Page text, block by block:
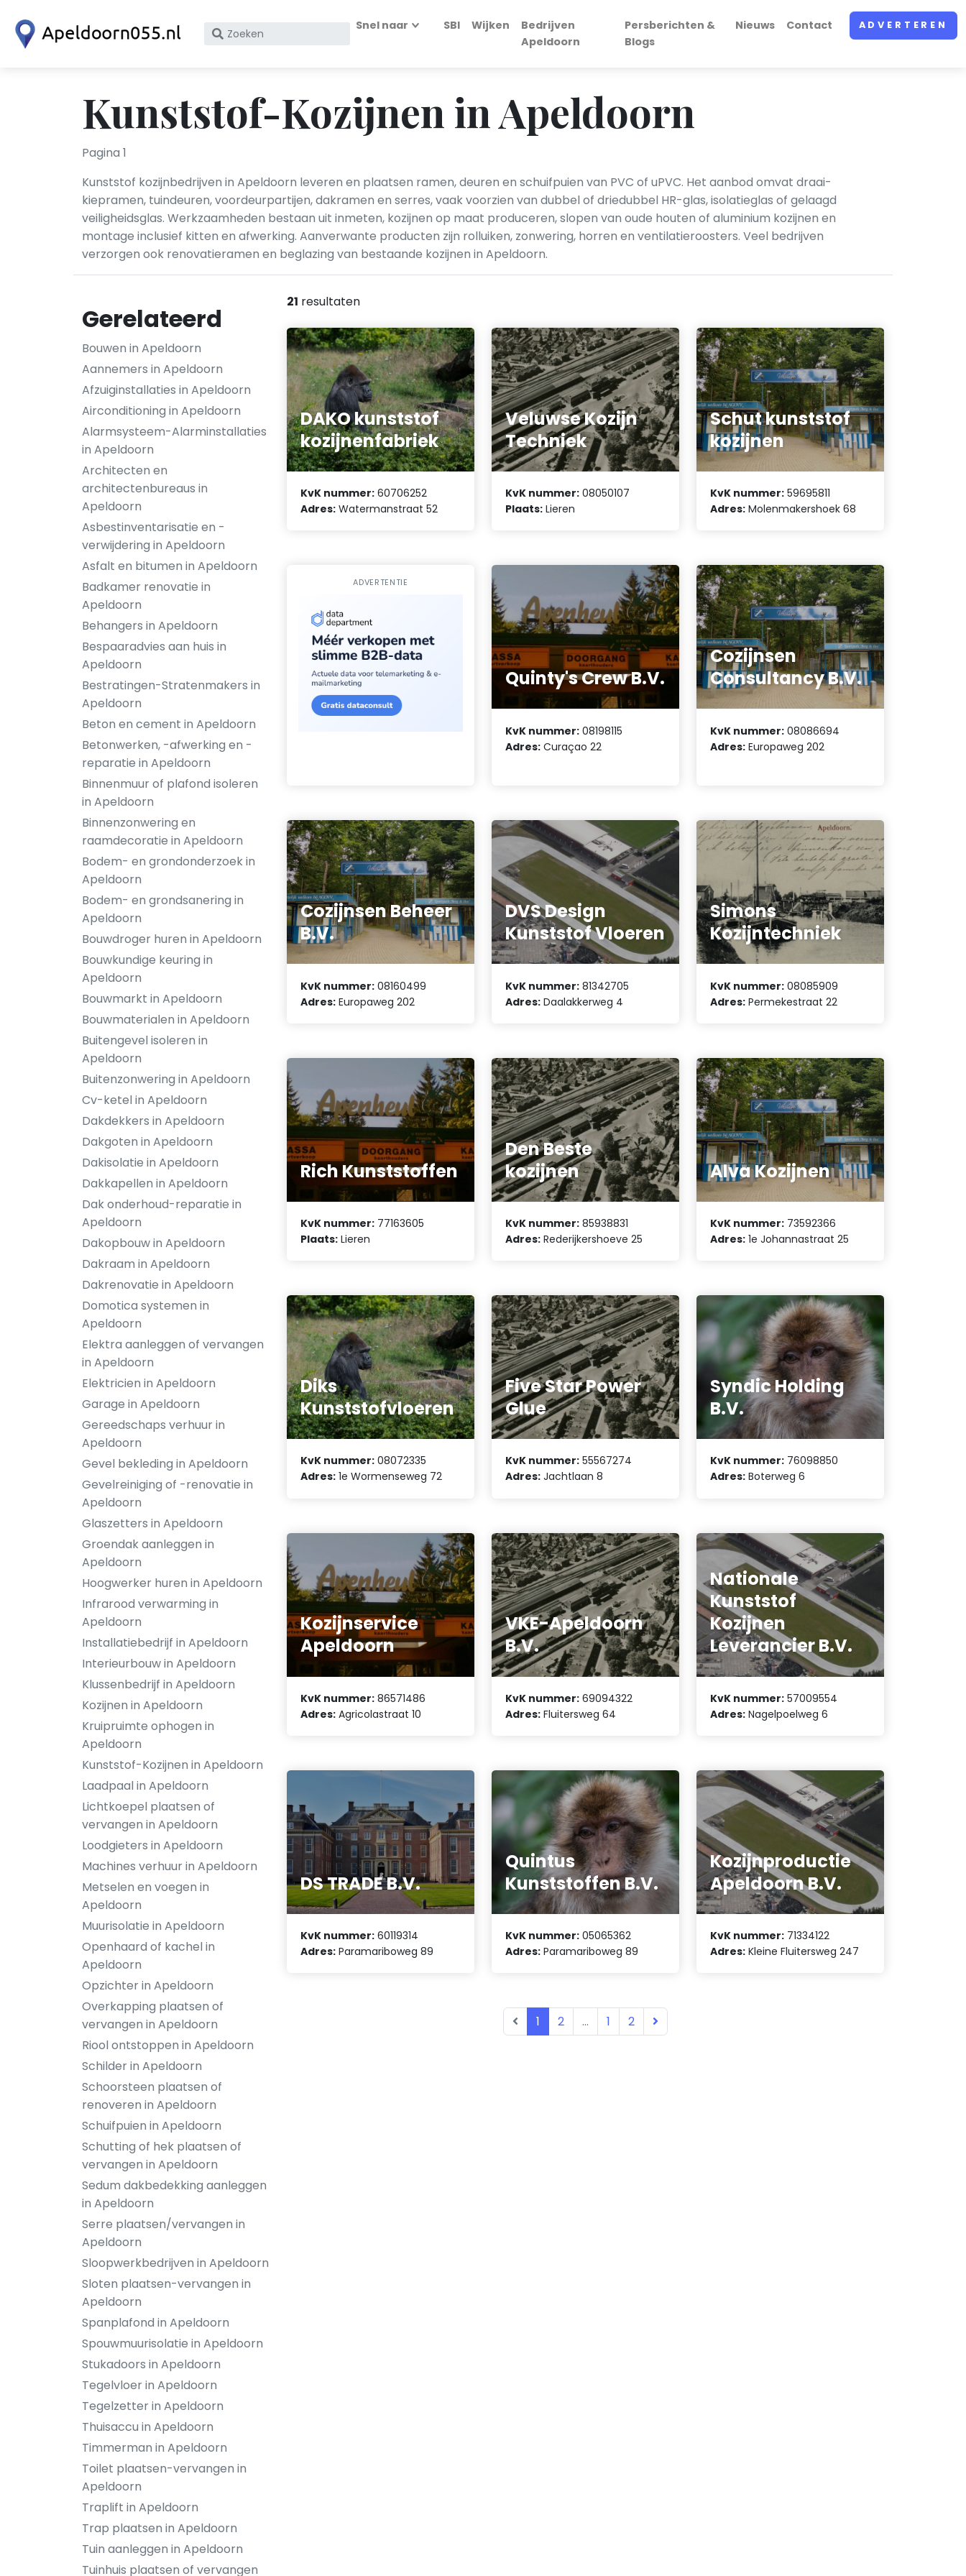
Zoek
KvK
nummer
Snel naar SBI Wijken
Bedrijven
Apeldoorn
Persberichten &
Blogs
Nieuws Contact ADVERTEREN
Kunststof-Kozijnen in Apeldoorn
Pagina 1
Kunststof kozijnbedrijven in Apeldoorn leveren en plaatsen ramen, deuren en schuifpuien van PVC of uPVC. Het aanbod omvat draai-
kiepramen, tuindeuren, voordeurpartijen, dakramen en serres, vaak voorzien van dubbel of driedubbel HR-glas, isolatieglas of gelaagd
veiligheidsglas. Werkzaamheden bestaan uit inmeten, kozijnen op maat produceren, slopen van oude houten of aluminium kozijnen en
montage inclusief kitten en afwerking. Aanverwante producten zijn rolluiken, zonwering, horren en ventilatieroosters. Veel bedrijven
verzorgen ook renovatieramen en beglazing van bestaande kozijnen in Apeldoorn.
Gerelateerd
Bouwen in Apeldoorn
Aannemers in Apeldoorn
Afzuiginstallaties in Apeldoorn
Airconditioning in Apeldoorn
Alarmsysteem-Alarminstallaties
in Apeldoorn
Architecten en
architectenbureaus in
Apeldoorn
Asbestinventarisatie en -
verwijdering in Apeldoorn
Asfalt en bitumen in Apeldoorn
Badkamer renovatie in
Apeldoorn
Behangers in Apeldoorn
Bespaaradvies aan huis in
Apeldoorn
Bestratingen-Stratenmakers in
Apeldoorn
Beton en cement in Apeldoorn
Betonwerken, -afwerking en -
reparatie in Apeldoorn
Binnenmuur of plafond isoleren
in Apeldoorn
Binnenzonwering en
raamdecoratie in Apeldoorn
Bodem- en grondonderzoek in
Apeldoorn
Bodem- en grondsanering in
Apeldoorn
Bouwdroger huren in Apeldoorn
Bouwkundige keuring in
Apeldoorn
Bouwmarkt in Apeldoorn
Bouwmaterialen in Apeldoorn
Buitengevel isoleren in
Apeldoorn
Buitenzonwering in Apeldoorn
Cv-ketel in Apeldoorn
Dakdekkers in Apeldoorn
Dakgoten in Apeldoorn
Dakisolatie in Apeldoorn
Dakkapellen in Apeldoorn
Dak onderhoud-reparatie in
Apeldoorn
Dakopbouw in Apeldoorn
Dakraam in Apeldoorn
Dakrenovatie in Apeldoorn
Domotica systemen in
Apeldoorn
Elektra aanleggen of vervangen
in Apeldoorn
Elektricien in Apeldoorn
Garage in Apeldoorn
Gereedschaps verhuur in
Apeldoorn
Gevel bekleding in Apeldoorn
Gevelreiniging of -renovatie in
Apeldoorn
Glaszetters in Apeldoorn
Groendak aanleggen in
Apeldoorn
Hoogwerker huren in Apeldoorn
Infrarood verwarming in
Apeldoorn
Installatiebedrijf in Apeldoorn
Interieurbouw in Apeldoorn
Klussenbedrijf in Apeldoorn
Kozijnen in Apeldoorn
Kruipruimte ophogen in
Apeldoorn
Kunststof-Kozijnen in Apeldoorn
Laadpaal in Apeldoorn
Lichtkoepel plaatsen of
vervangen in Apeldoorn
Loodgieters in Apeldoorn
Machines verhuur in Apeldoorn
Metselen en voegen in
Apeldoorn
Muurisolatie in Apeldoorn
Openhaard of kachel in
Apeldoorn
Opzichter in Apeldoorn
Overkapping plaatsen of
vervangen in Apeldoorn
Riool ontstoppen in Apeldoorn
Schilder in Apeldoorn
Schoorsteen plaatsen of
renoveren in Apeldoorn
Schuifpuien in Apeldoorn
Schutting of hek plaatsen of
vervangen in Apeldoorn
Sedum dakbedekking aanleggen
in Apeldoorn
Serre plaatsen/vervangen in
Apeldoorn
Sloopwerkbedrijven in Apeldoorn
Sloten plaatsen-vervangen in
Apeldoorn
Spanplafond in Apeldoorn
Spouwmuurisolatie in Apeldoorn
Stukadoors in Apeldoorn
Tegelvloer in Apeldoorn
Tegelzetter in Apeldoorn
Thuisaccu in Apeldoorn
Timmerman in Apeldoorn
Toilet plaatsen-vervangen in
Apeldoorn
Traplift in Apeldoorn
Trap plaatsen in Apeldoorn
Tuin aanleggen in Apeldoorn
Tuinhuis plaatsen of vervangen
21 resultaten
DAKO kunststof
kozijnenfabriek
KvK nummer: 60706252
Adres: Watermanstraat 52
Veluwse Kozijn
Techniek
KvK nummer: 08050107
Plaats: Lieren
Schut kunststof
kozijnen
KvK nummer: 59695811
Adres: Molenmakershoek 68
ADVERTENTIE
Quinty's Crew B.V.
KvK nummer: 08198115
Adres: Curaçao 22
Cozijnsen
Consultancy B.V.
KvK nummer: 08086694
Adres: Europaweg 202
Cozijnsen Beheer
B.V.
KvK nummer: 08160499
Adres: Europaweg 202
DVS Design
Kunststof Vloeren
KvK nummer: 81342705
Adres: Daalakkerweg 4
Simons
Kozijntechniek
KvK nummer: 08085909
Adres: Permekestraat 22
Rich Kunststoffen
KvK nummer: 77163605
Plaats: Lieren
Den Beste
kozijnen
KvK nummer: 85938831
Adres: Rederijkershoeve 25
Alva Kozijnen
KvK nummer: 73592366
Adres: 1e Johannastraat 25
Diks
Kunststofvloeren
KvK nummer: 08072335
Adres: 1e Wormenseweg 72
Five Star Power
Glue
KvK nummer: 55567274
Adres: Jachtlaan 8
Syndic Holding
B.V.
KvK nummer: 76098850
Adres: Boterweg 6
Kozijnservice
Apeldoorn
KvK nummer: 86571486
Adres: Agricolastraat 10
VKE-Apeldoorn
B.V.
KvK nummer: 69094322
Adres: Fluitersweg 64
Nationale
Kunststof
Kozijnen
Leverancier B.V.
KvK nummer: 57009554
Adres: Nagelpoelweg 6
DS TRADE B.V.
KvK nummer: 60119314
Adres: Paramariboweg 89
Quintus
Kunststoffen B.V.
KvK nummer: 05065362
Adres: Paramariboweg 89
Kozijnproductie
Apeldoorn B.V.
KvK nummer: 71334122
Adres: Kleine Fluitersweg 247
1 2 ... 1 2